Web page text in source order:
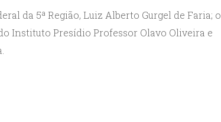
da 5ª Região, Luiz Alberto Gurgel de Faria; o
Instituto Presídio Professor Olavo Oliveira e